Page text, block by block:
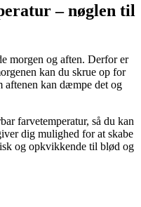
– nøglen til
morgen og aften. Derfor er
kan du skrue op for
aftenen kan dæmpe det og
farvetemperatur, så du kan
dig mulighed for at skabe
og opkvikkende til blød og